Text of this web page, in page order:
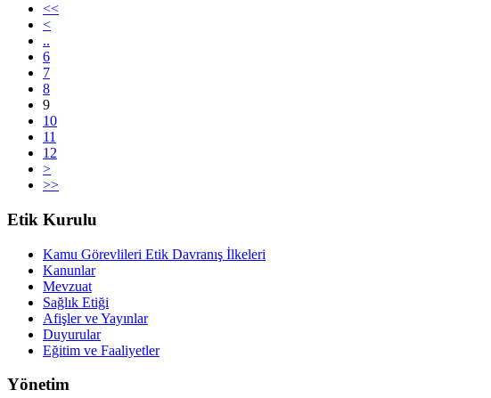
<<
<
..
6
7
8
9
10
11
12
>
>>
Etik Kurulu
Kamu Görevlileri Etik Davranış İlkeleri
Kanunlar
Mevzuat
Sağlık Etiği
Afişler ve Yayınlar
Duyurular
Eğitim ve Faaliyetler
Yönetim